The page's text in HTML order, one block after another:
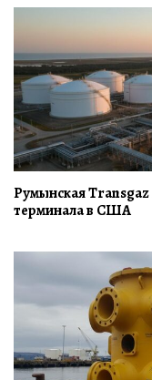
Румынская
терминала в США